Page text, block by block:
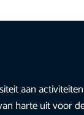
aan
harte uit voor